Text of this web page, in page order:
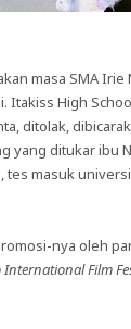
masa SMA Irie
Itakiss High
ditolak,
yang ditukar ibu
masuk
nya oleh
International Film